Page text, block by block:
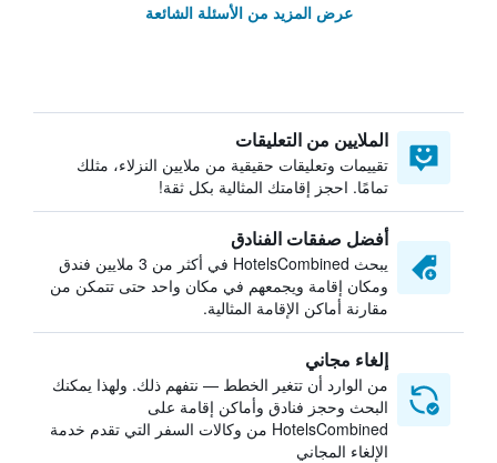
عرض المزيد من الأسئلة الشائعة
الملايين من التعليقات
تقييمات وتعليقات حقيقية من ملايين النزلاء، مثلك
تمامًا. احجز إقامتك المثالية بكل ثقة!
أفضل صفقات الفنادق
يبحث HotelsCombined في أكثر من 3 ملايين فندق
ومكان إقامة ويجمعهم في مكان واحد حتى تتمكن من
مقارنة أماكن الإقامة المثالية.
إلغاء مجاني
من الوارد أن تتغير الخطط — نتفهم ذلك. ولهذا يمكنك
البحث وحجز فنادق وأماكن إقامة على
HotelsCombined من وكالات السفر التي تقدم خدمة
الإلغاء المجاني